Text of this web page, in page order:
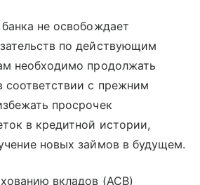
не освобождает
по действующим
необходимо продолжать
соответствии с прежним
просрочек
в кредитной истории,
новых займов в будущем.
вкладов (АСВ)